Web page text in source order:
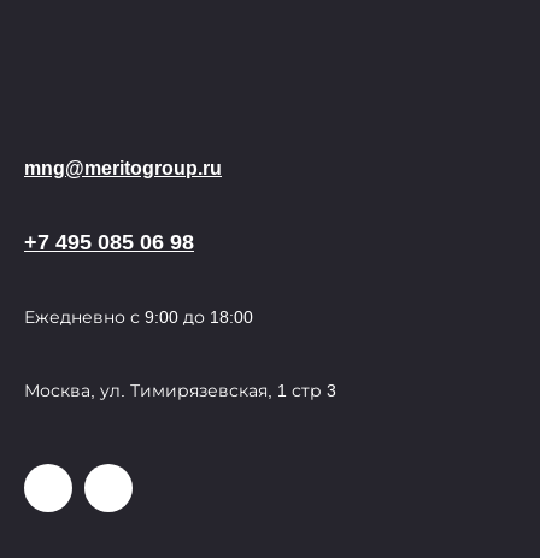
mng@meritogroup.ru
+7 495 085 06 98
Ежедневно с 9:00 до 18:00
Москва, ул. Тимирязевская, 1 стр 3